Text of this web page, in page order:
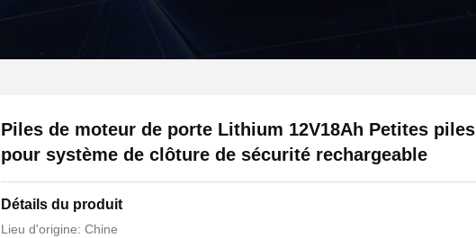
Piles de moteur de porte Lithium 12V18Ah Petites piles
pour système de clôture de sécurité rechargeable
Détails du produit
Lieu d'origine: Chine